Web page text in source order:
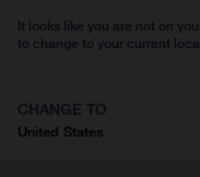
It looks like you are not on
to change to your current
CHANGE TO
United States